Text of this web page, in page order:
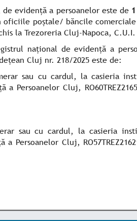
evidență a persoanelor este de
oficiile poștale/ băncile
la Trezoreria Cluj-Napoca,
național de evidență a
Cluj nr. 218/2025 este de:
sau cu cardul, la casieria
Cluj,
sau cu cardul, la casieria
a Persoanelor Cluj,